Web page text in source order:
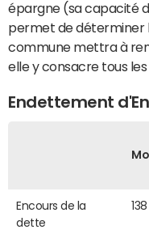
épargne (sa capacité
permet de déterminer
commune mettra à
elle y consacre tous
Endettement
Encours de la
dette